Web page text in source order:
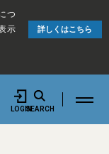
つ
示
詳しくはこちら
LOGINSEARCH